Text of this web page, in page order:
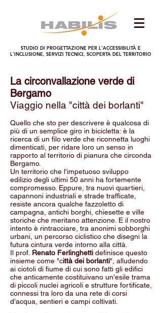
STUDIO DI PROGETTAZIONE PER L'ACCESSIBILITÀ E
L'INCLUSIONE, SERVIZI TECNICI, SCOPERTA DEL TERRITORIO
La circonvallazione verde di
Bergamo
Viaggio nella "città dei borlanti"
Quello che sto per descrivere è qualcosa di
più di un semplice giro in bicicletta: è la
ricerca di un filo verde che riconnetta luoghi
dimenticati, per ridare loro un senso in
rapporto al territorio di pianura che circonda
Bergamo.
Un territorio che l'impetuoso sviluppo
edilizio degli ultimi 50 anni ha fortemente
compromesso. Eppure, tra nuovi quartieri,
capannoni industriali e strade trafficate,
resiste ancora qualche fazzoletto di
campagna, antichi borghi, chiesette e ville
storiche che meritano attenzione. E il nostro
intento è rintracciare, tra anonimi sobborghi
urbani, un percorso ciclistico che disegni la
futura cintura verde intorno alla città.
Il prof. Renato Ferlinghetti definisce questo
insieme come "città dei borlanti", alludendo
ai ciotoli di fiume di cui sono fatti gli edifici
che anticamente costituivano un'esile trama
di piccoli nuclei agricoli e strutture fortificate,
connessi tra loro da una rete di corsi
d'acqua, sentieri e campi coltivati.